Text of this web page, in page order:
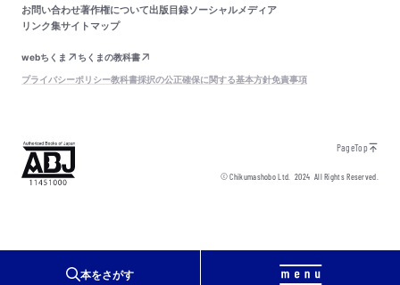
本をさがす
お問い合わせ著作権について出版目録ソーシャルメディア
リンク集サイトマップ
webちくま
ちくまの教科書
プライバシーポリシー教科書採択の公正確保に関する基本方針免責事項
PageTop
© Chikumashobo Ltd.2024 All Rights Reserved.